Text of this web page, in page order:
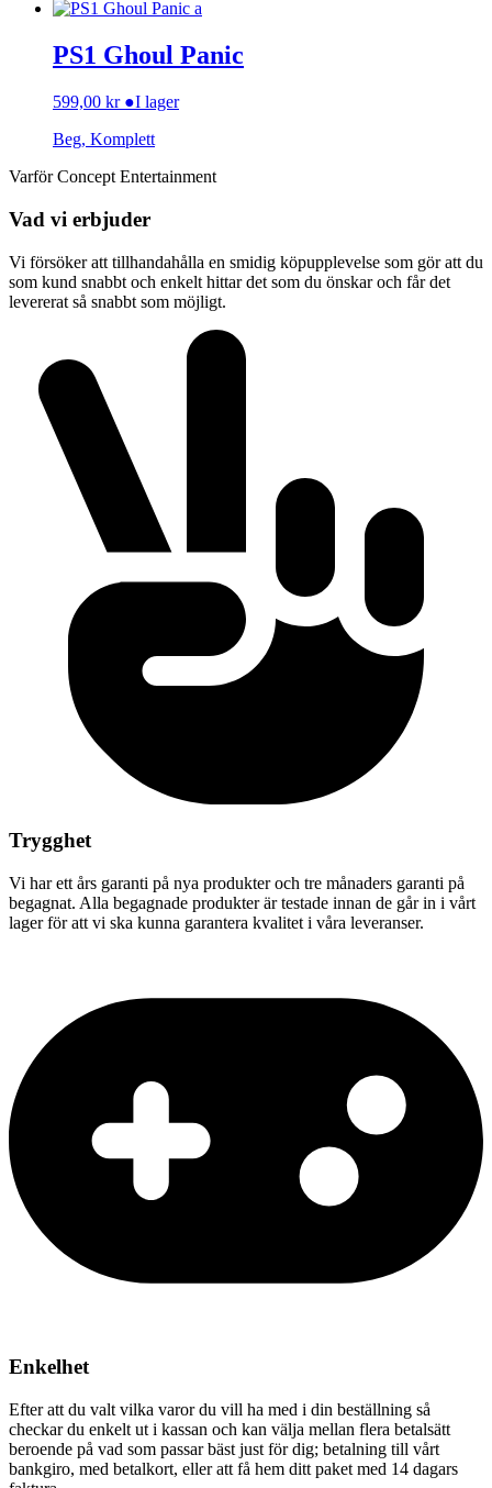
PS1 Ghoul Panic
599,00 kr ●I lager
Beg, Komplett
Varför Concept Entertainment
Vad vi erbjuder
Vi försöker att tillhandahålla en smidig köpupplevelse som gör att du
som kund snabbt och enkelt hittar det som du önskar och får det
levererat så snabbt som möjligt.
Trygghet
Vi har ett års garanti på nya produkter och tre månaders garanti på
begagnat. Alla begagnade produkter är testade innan de går in i vårt
lager för att vi ska kunna garantera kvalitet i våra leveranser.
Enkelhet
Efter att du valt vilka varor du vill ha med i din beställning så
checkar du enkelt ut i kassan och kan välja mellan flera betalsätt
beroende på vad som passar bäst just för dig; betalning till vårt
bankgiro, med betalkort, eller att få hem ditt paket med 14 dagars